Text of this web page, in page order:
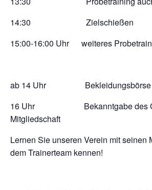
14:30 Zielschießen
15:00-16:00 Uhr weiteres
ab 14 Uhr Bekleidungsbörse
16 Uhr Bekanntgabe des
Mitgliedschaft
Lernen Sie unseren Verein mit seinen
dem Trainerteam kennen!